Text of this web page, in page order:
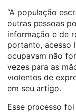
“A população
outras pessoas
informação e de
portanto, acesso
ocupavam não
vezes para as
violentos de
em seu artigo.
Esse processo